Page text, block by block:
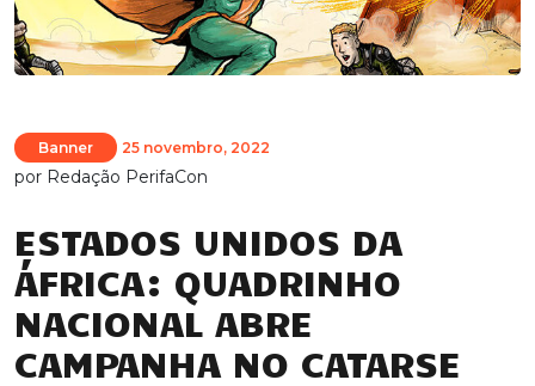
Banner 25 novembro, 2022
por Redação PerifaCon
ESTADOS UNIDOS DA
ÁFRICA: QUADRINHO
NACIONAL ABRE
CAMPANHA NO CATARSE